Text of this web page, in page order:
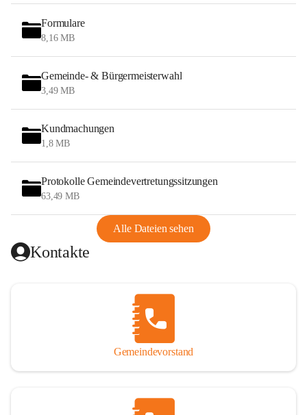
Formulare
8,16 MB
Gemeinde- & Bürgermeisterwahl
3,49 MB
Kundmachungen
1,8 MB
Protokolle Gemeindevertretungssitzungen
63,49 MB
Alle Dateien sehen
Kontakte
Gemeindevorstand